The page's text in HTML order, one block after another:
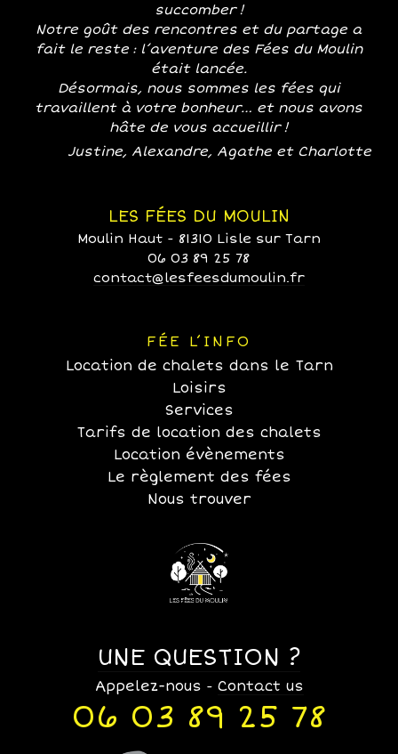
succomber !
Notre goût des rencontres et du partage a
fait le reste : l’aventure des Fées du Moulin
était lancée.
Désormais, nous sommes les fées qui
travaillent à votre bonheur… et nous avons
hâte de vous accueillir !
Justine, Alexandre, Agathe et Charlotte
LES FÉES DU MOULIN
Moulin Haut - 81310 Lisle sur Tarn
06 03 89 25 78
contact@lesfeesdumoulin.fr
FÉE L’INFO
Location de chalets dans le Tarn
Loisirs
Services
Tarifs de location des chalets
Location évènements
Le règlement des fées
Nous trouver
UNE QUESTION ?
Appelez-nous - Contact us
06 03 89 25 78